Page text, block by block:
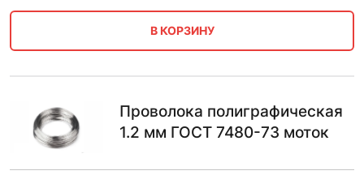
В КОРЗИНУ
Проволока полиграфическая
1.2 мм ГОСТ 7480-73 моток